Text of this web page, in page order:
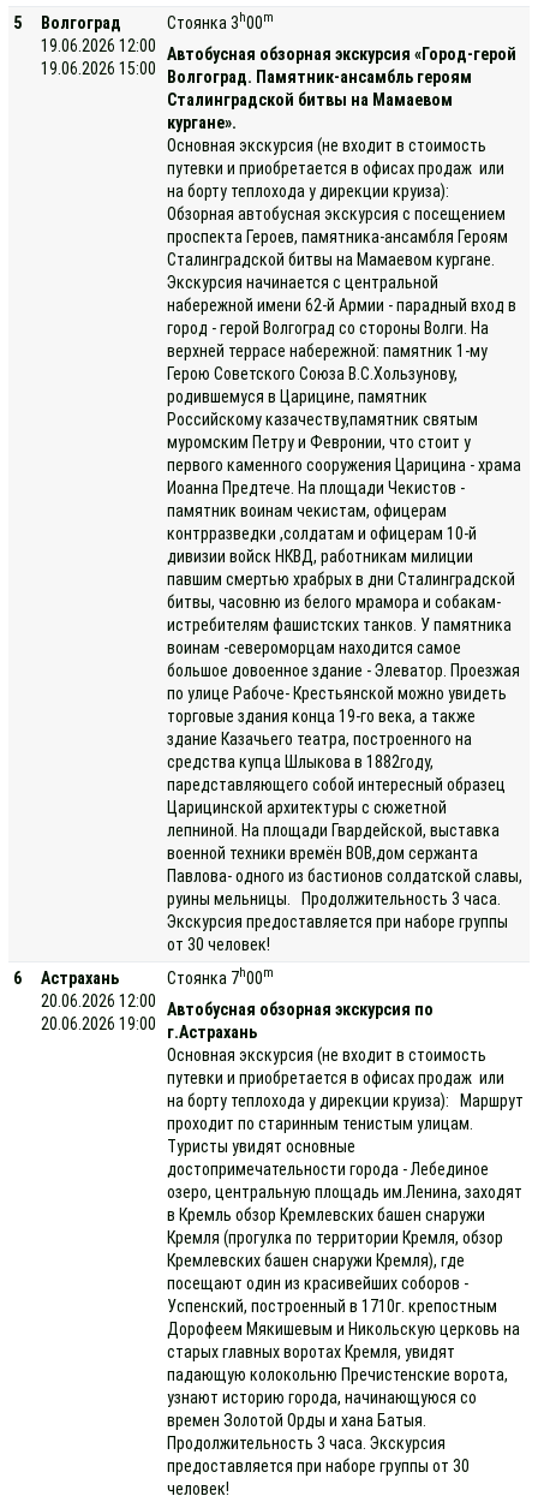
5
Волгоград
19.06.2026 12:00
19.06.2026 15:00
Стоянка 3 h00m
Автобусная обзорная экскурсия «Город-герой
Волгоград. Памятник-ансамбль героям
Сталинградской битвы на Мамаевом
кургане».
Основная экскурсия (не входит в стоимость
путевки и приобретается в офисах продаж или
на борту теплохода у дирекции круиза):
Обзорная автобусная экскурсия с посещением
проспекта Героев, памятника-ансамбля Героям
Сталинградской битвы на Мамаевом кургане.
Экскурсия начинается с центральной
набережной имени 62-й Армии - парадный вход в
город - герой Волгоград со стороны Волги. На
верхней террасе набережной: памятник 1-му
Герою Советского Союза В.С.Хользунову,
родившемуся в Царицине, памятник
Российскому казачеству,памятник святым
муромским Петру и Февронии, что стоит у
первого каменного сооружения Царицина - храма
Иоанна Предтече. На площади Чекистов -
памятник воинам чекистам, офицерам
контрразведки ,солдатам и офицерам 10-й
дивизии войск НКВД, работникам милиции
павшим смертью храбрых в дни Сталинградской
битвы, часовню из белого мрамора и собакам-
истребителям фашистских танков. У памятника
воинам -североморцам находится самое
большое довоенное здание - Элеватор. Проезжая
по улице Рабоче- Крестьянской можно увидеть
торговые здания конца 19-го века, а также
здание Казачьего театра, построенного на
средства купца Шлыкова в 1882году,
паредставляющего собой интересный образец
Царицинской архитектуры с сюжетной
лепниной. На площади Гвардейской, выставка
военной техники времён ВОВ,дом сержанта
Павлова- одного из бастионов солдатской славы,
руины мельницы. Продолжительность 3 часа.
Экскурсия предоставляется при наборе группы
от 30 человек!
6
Астрахань
20.06.2026 12:00
20.06.2026 19:00
Стоянка 7h00m
Автобусная обзорная экскурсия по
г.Астрахань
Основная экскурсия (не входит в стоимость
путевки и приобретается в офисах продаж или
на борту теплохода у дирекции круиза): Маршрут
проходит по старинным тенистым улицам.
Туристы увидят основные
достопримечательности города - Лебединое
озеро, центральную площадь им.Ленина, заходят
в Кремль обзор Кремлевских башен снаружи
Кремля (прогулка по территории Кремля, обзор
Кремлевских башен снаружи Кремля), где
посещают один из красивейших соборов -
Успенский, построенный в 1710г. крепостным
Дорофеем Мякишевым и Никольскую церковь на
старых главных воротах Кремля, увидят
падающую колокольню Пречистенские ворота,
узнают историю города, начинающуюся со
времен Золотой Орды и хана Батыя.
Продолжительность 3 часа. Экскурсия
предоставляется при наборе группы от 30
человек!